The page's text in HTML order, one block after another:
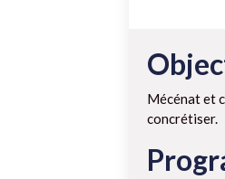
Mécénat et
concrétiser.